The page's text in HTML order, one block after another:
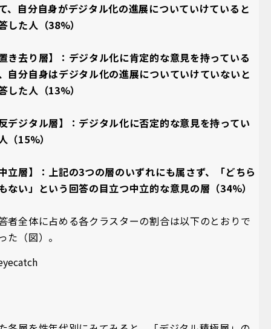
、自分自身がデジタル化の進展についていけていると
した人（38%）
き去り層】：デジタル化に肯定的な意見を持っている
自分自身はデジタル化の進展についていけていないと
した人（13%）
デジタル層】：デジタル化に否定的な意見を持ってい
（15%）
立層】：上記の3つの層のいずれにも属さず、「どちら
ない」という回答の目立つ中立的な意見の層（34%）
者全体に占める各クラスターの割合は以下のとおりで
た（図）。